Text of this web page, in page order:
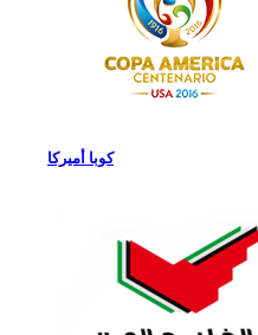
كوبا أميركا